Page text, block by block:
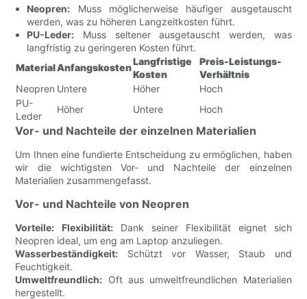
Neopren: Muss möglicherweise häufiger ausgetauscht
werden, was zu höheren Langzeitkosten führt.
PU-Leder: Muss seltener ausgetauscht werden, was
langfristig zu geringeren Kosten führt.
MaterialAnfangskosten
Langfristige
Kosten
Preis-Leistungs-
Verhältnis
Neopren Untere Höher
Hoch
PU-
Leder
Höher Untere Hoch
Vor- und Nachteile der einzelnen Materialien
Um Ihnen eine fundierte Entscheidung zu ermöglichen, haben
wir die wichtigsten Vor- und Nachteile der einzelnen
Materialien zusammengefasst.
Vor- und Nachteile von Neopren
Vorteile: Flexibilität: Dank seiner Flexibilität eignet sich
Neopren ideal, um eng am Laptop anzuliegen.
Wasserbeständigkeit: Schützt vor Wasser, Staub und
Feuchtigkeit.
Umweltfreundlich: Oft aus umweltfreundlichen Materialien
hergestellt.